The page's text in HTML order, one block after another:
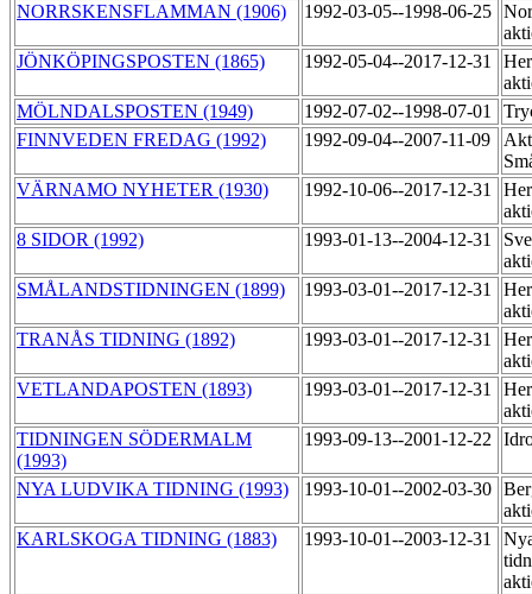
NORRSKENSFLAMMAN (1906)
1992-03-05--1998-06-25
JÖNKÖPINGSPOSTEN (1865)
1992-05-04--2017-12-31
MÖLNDALSPOSTEN (1949)
1992-07-02--1998-07-01
FINNVEDEN FREDAG (1992)
1992-09-04--2007-11-09
VÄRNAMO NYHETER (1930)
1992-10-06--2017-12-31
8 SIDOR (1992)
1993-01-13--2004-12-31
SMÅLANDSTIDNINGEN (1899)
1993-03-01--2017-12-31
TRANÅS TIDNING (1892)
1993-03-01--2017-12-31
VETLANDAPOSTEN (1893)
1993-03-01--2017-12-31
TIDNINGEN SÖDERMALM
(1993)
1993-09-13--2001-12-22
NYA LUDVIKA TIDNING (1993) 1993-10-01--2002-03-30
KARLSKOGA TIDNING (1883)
1993-10-01--2003-12-31